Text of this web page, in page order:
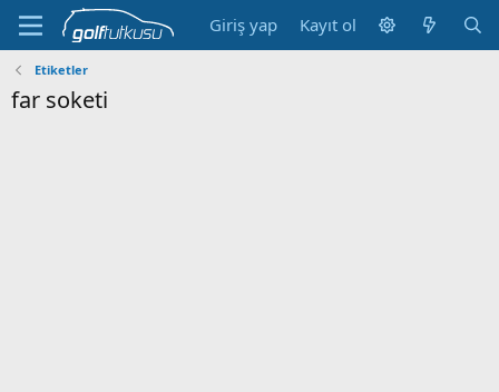
Giriş yap Kayıt ol
Etiketler
far soketi